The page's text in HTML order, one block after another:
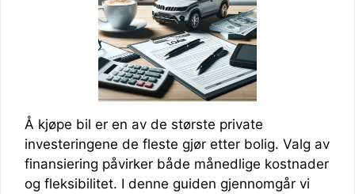
Å kjøpe bil er en av de største private
investeringene de fleste gjør etter bolig. Valg av
finansiering påvirker både månedlige kostnader
og fleksibilitet. I denne guiden gjennomgår vi